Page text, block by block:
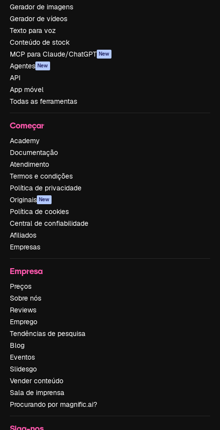
Gerador de imagens
Gerador de vídeos
Texto para voz
Conteúdo de stock
MCP para Claude/ChatGPT New
Agentes New
API
App móvel
Todas as ferramentas
Começar
Academy
Documentação
Atendimento
Termos e condições
Política de privacidade
Originais New
Política de cookies
Central de confiabilidade
Afiliados
Empresas
Empresa
Preços
Sobre nós
Reviews
Emprego
Tendências de pesquisa
Blog
Eventos
Slidesgo
Vender conteúdo
Sala de imprensa
Procurando por magnific.ai?